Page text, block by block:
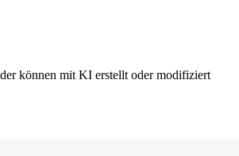
können mit KI erstellt oder modifiziert